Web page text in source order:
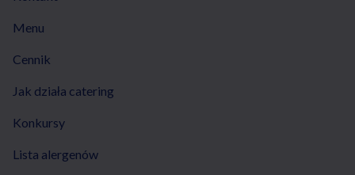
Menu
Cennik
Jak działa catering
Konkursy
Lista alergenów